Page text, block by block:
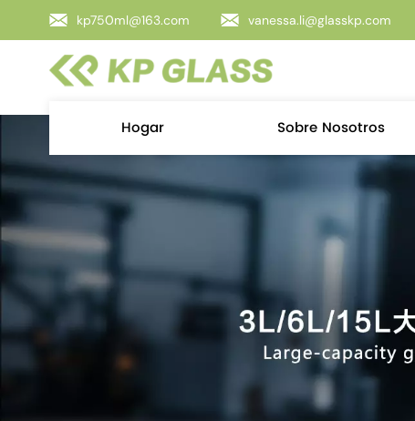
kp750ml@163.com vanessa.li@glasskp.com
Hogar Sobre Nosotros